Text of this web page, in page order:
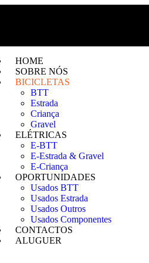
HOME
SOBRE NÓS
BICICLETAS
BTT
Estrada
Criança
Gravel
ELÉTRICAS
E-BTT
E-Estrada & Gravel
E-Criança
OPORTUNIDADES
Usados BTT
Usados Estrada
Usados Outros
Usados Componentes
CONTACTOS
ALUGUER